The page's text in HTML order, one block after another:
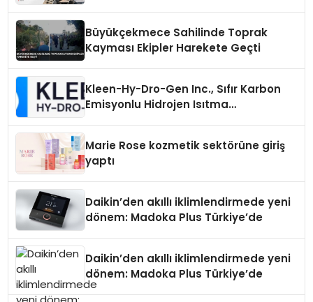
Büyükçekmece Sahilinde Toprak
Kayması Ekipler Harekete Geçti
Kleen-Hy-Dro-Gen Inc., Sıfır Karbon
Emisyonlu Hidrojen Isıtma
Marie Rose kozmetik sektörüne giriş
yaptı
Daikin’den akıllı iklimlendirmede yeni
dönem: Madoka Plus Türkiye’de
Daikin’den akıllı iklimlendirmede yeni
dönem: Madoka Plus Türkiye’de